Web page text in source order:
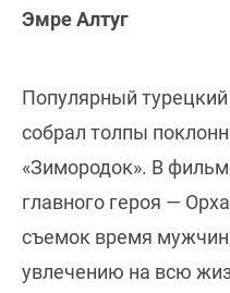
Эмре Алтуг
Популярный
собрал толпы
«Зимородок». В
главного героя —
съемок время
увлечению на всю